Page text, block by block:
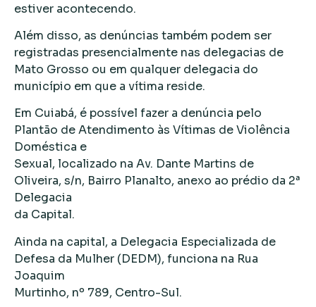
estiver acontecendo.
Além disso, as denúncias também podem ser
registradas presencialmente nas delegacias de
Mato Grosso ou em qualquer delegacia do
município em que a vítima reside.
Em Cuiabá, é possível fazer a denúncia pelo
Plantão de Atendimento às Vítimas de Violência
Doméstica e
Sexual, localizado na Av. Dante Martins de
Oliveira, s/n, Bairro Planalto, anexo ao prédio da 2ª
Delegacia
da Capital.
Ainda na capital, a Delegacia Especializada de
Defesa da Mulher (DEDM), funciona na Rua
Joaquim
Murtinho, nº 789, Centro-Sul.